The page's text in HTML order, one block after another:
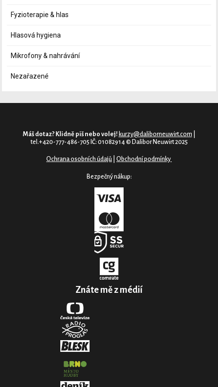
Fyzioterapie & hlas
Hlasová hygiena
Mikrofony & nahrávání
Nezařazené
Máš dotaz? Klidně piš nebo volej! kurzy@daliborneuwirt.com
tel.+420-777-486-705 IČ: 01082914 © Dalibor Neuwirt 2025
Ochrana osobních údajů Obchodní podmínky
Bezpečný nákup:
Znáte mě z médií